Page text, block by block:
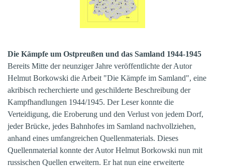
Die Kämpfe um Ostpreußen und das Samland 1944-1945
Bereits Mitte der neunziger Jahre veröffentlichte der Autor
Helmut Borkowski die Arbeit "Die Kämpfe im Samland", eine
akribisch recherchierte und geschilderte Beschreibung der
Kampfhandlungen 1944/1945. Der Leser konnte die
Verteidigung, die Eroberung und den Verlust von jedem Dorf,
jeder Brücke, jedes Bahnhofes im Samland nachvollziehen,
anhand eines umfangreichen Quellenmaterials. Dieses
Quellenmaterial konnte der Autor Helmut Borkowski nun mit
russischen Quellen erweitern. Er hat nun eine erweiterte